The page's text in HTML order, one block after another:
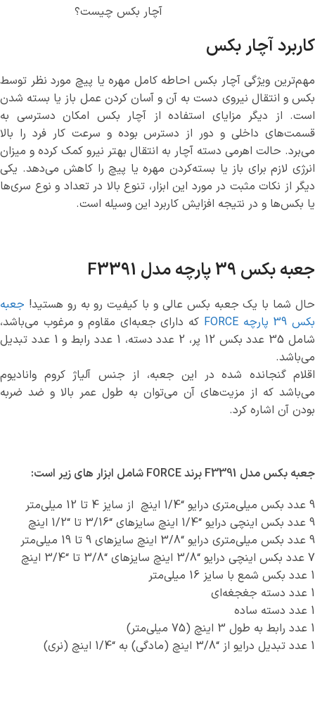
آچار بکس چیست؟
کاربرد آچار بکس
مهم‌ترین ویژگی آچار بکس احاطه کامل مهره یا پیچ مورد نظر توسط
بکس و انتقال نیروی دست به آن و آسان کردن عمل باز یا بسته شدن
است. از دیگر مزایای استفاده از آچار بکس امکان دسترسی به
قسمت‌های داخلی و دور از دسترس بوده و سرعت کار فرد را بالا
می‌برد. حالت اهرمی دسته‌ آچار به انتقال بهتر نیرو کمک کرده و میزان
انرژی لازم برای باز یا بسته‌کردن مهره یا پیچ را کاهش می‌دهد. یکی
دیگر از نکات مثبت در مورد این ابزار، تنوع بالا در تعداد و نوع سری‌‌ها
یا بکس‌‌ها و در نتیجه افزایش کاربرد این وسیله است.
جعبه بکس 39 پارچه مدل F3391
حال شما با یک جعبه بکس عالی و با کیفیت رو به رو هستید! جعبه
بکس 39 پارچه FORCE
که دارای جعبه‌ای مقاوم و مرغوب می‌باشد،
شامل 35 عدد بکس 12 پر، 2 عدد دسته، 1 عدد رابط و 1 عدد تبدیل
می‌باشد.
اقلام گنجانده شده در این جعبه، از جنس آلیاژ کروم وانادیوم
می‌باشد که از مزیت‌های آن می‌توان به طول عمر بالا و ضد ضربه
بودن آن اشاره کرد.
جعبه بکس مدل F3391 برند FORCE شامل ابزار های زیر است:
9 عدد بکس میلی‌متری درایو “1/4 اینچ از سایز 4 تا 12 میلی‌متر
9 عدد بکس اینچی درایو “1/4 اینچ سایزهای “3/16 تا “1/2 اینچ
9 عدد بکس میلی‌متری درایو “3/8 اینچ سایزهای 9 تا 19 میلی‌متر
7 عدد بکس اینچی درایو “3/8 اینچ سایزهای “3/8 تا “3/4 اینچ
1 عدد بکس شمع با سایز 16 میلی‌متر
1 عدد دسته جغجغه‌ای
1 عدد دسته ساده
1 عدد رابط به طول 3 اینچ (75 میلی‌متر)
1 عدد تبدیل درایو از “3/8 اینچ (مادگی) به “1/4 اینچ (نری)